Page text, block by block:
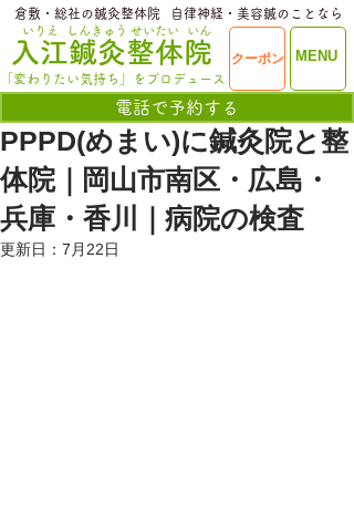
ME
​入江鍼灸整体院
いりえ
MENU
クーポン
電話で予約する
せいたい
しんきゅう いん
「変わりたい気持ち」をプロデュース
​倉敷・総社の鍼灸整体院 ​自律神経・美容鍼のことなら
PPPD(めまい)に鍼灸院と整
体院｜岡山市南区・広島・
兵庫・香川｜病院の検査
更新日： 7月22日